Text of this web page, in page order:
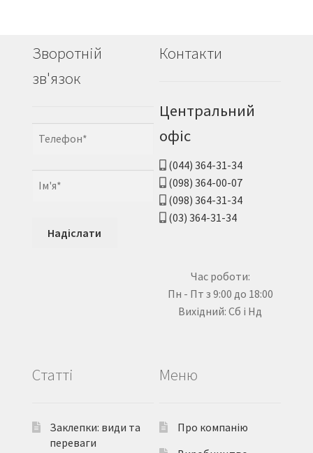
Зворотній
зв'язок
Контакти
Центральний
офіс
(044) 364-31-34
(098) 364-00-07
(098) 364-31-34
(03) 364-31-34
Час роботи:
Пн - Пт з 9:00 до 18:00
Вихідний: Сб і Нд
Статті
Заклепки: види та
переваги
Меню
Про компанію